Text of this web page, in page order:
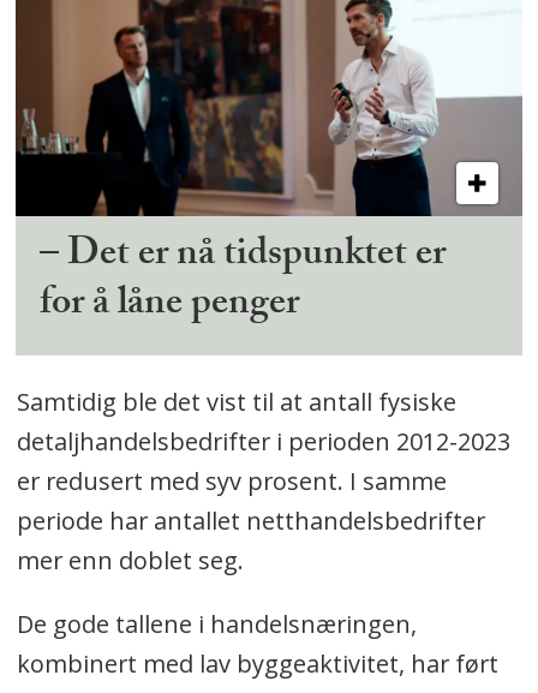
– Det er nå tidspunktet er
for å låne penger
Samtidig ble det vist til at antall fysiske
detaljhandelsbedrifter i perioden 2012-2023
er redusert med syv prosent. I samme
periode har antallet netthandelsbedrifter
mer enn doblet seg.
De gode tallene i handelsnæringen,
kombinert med lav byggeaktivitet, har ført